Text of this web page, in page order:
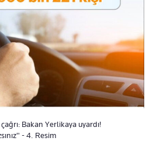
Bakan Yerlikaya uyardı!
- 4. Resim